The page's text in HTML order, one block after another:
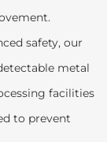
safety, our
metal
facilities
to prevent